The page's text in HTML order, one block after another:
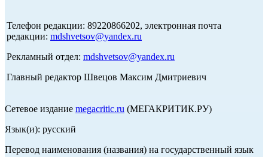
Телефон редакции: 89220866202, электронная почта
редакции: mdshvetsov@yandex.ru
Рекламный отдел: mdshvetsov@yandex.ru
Главный редактор Швецов Максим Дмитриевич
Сетевое издание megacritic.ru (МЕГАКРИТИК.РУ)
Язык(и): русский
Перевод наименования (названия) на государственный язык